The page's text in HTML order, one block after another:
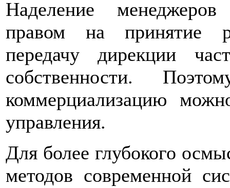
Наделение менеджеров
правом на принятие
передачу дирекции
собственности.
коммерциализацию
управления.
Для более глубокого
методов современной